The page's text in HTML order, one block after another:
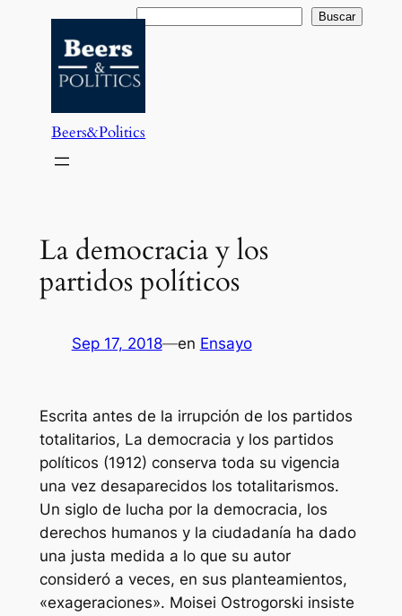
contenido
Buscar Buscar
Beers&Politics
La democracia y los
partidos políticos
Sep 17, 2018—en Ensayo
Escrita antes de la irrupción de los partidos
totalitarios, La democracia y los partidos
políticos (1912) conserva toda su vigencia
una vez desaparecidos los totalitarismos.
Un siglo de lucha por la democracia, los
derechos humanos y la ciudadanía ha dado
una justa medida a lo que su autor
consideró a veces, en sus planteamientos,
«exageraciones». Moisei Ostrogorski insiste